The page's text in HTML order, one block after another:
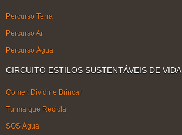
Percurso Terra
Percurso Ar
Percurso Água
CIRCUITO ESTILOS SUSTENTÁVEIS DE VIDA
Comer, Dividir e Brincar
Turma que Recicla
SOS Água